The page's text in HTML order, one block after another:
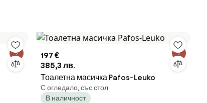
197 €
385,3 лв.
Тоалетна масичка Pafos-Leuko
С огледало, със стол
В наличност